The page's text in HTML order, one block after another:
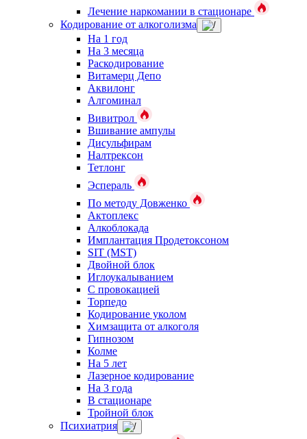
Лечение наркомании в стационаре
Кодирование от алкоголизма
На 1 год
На 3 месяца
Раскодирование
Витамерц Депо
Аквилонг
Алгоминал
Вивитрол
Вшивание ампулы
Дисульфирам
Налтрексон
Тетлонг
Эспераль
По методу Довженко
Актоплекс
Алкоблокада
Имплантация Продетоксоном
SIT (MST)
Двойной блок
Иглоукалыванием
С провокацией
Торпедо
Кодирование уколом
Химзащита от алкоголя
Гипнозом
Колме
На 5 лет
Лазерное кодирование
На 3 года
В стационаре
Тройной блок
Психиатрия